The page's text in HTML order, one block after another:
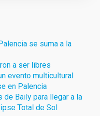
se suma a la
a ser libres
evento multicultural
en Palencia
de Baily para llegar a la
Total de Sol